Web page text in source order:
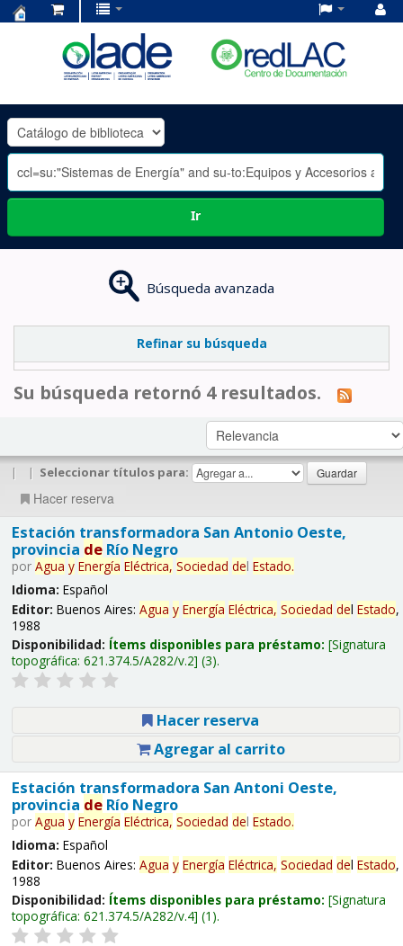
OLADE
-
Ir
Búsqueda avanzada
Refinar su búsqueda
Su búsqueda retornó 4 resultados.
| | Seleccionar títulos para:
Hacer reserva
Estación transformadora San Antonio Oeste,
provincia deRío Negro
por Agua y Energía Eléctrica, Sociedad del Estado.
Idioma: Español
Editor: Buenos Aires: Agua y Energía Eléctrica, Sociedad del Estado,
1988
Disponibilidad: Ítems disponibles para préstamo: Signatura
topográfica: 621.374.5/A282/v.2 (3).
Hacer reserva
Agregar al carrito
Estación transformadora San Antoni Oeste,
provincia deRío Negro
por Agua y Energía Eléctrica, Sociedad del Estado.
Idioma: Español
Editor: Buenos Aires: Agua y Energía Eléctrica, Sociedad del Estado,
1988
Disponibilidad: Ítems disponibles para préstamo: Signatura
topográfica: 621.374.5/A282/v.4 (1).